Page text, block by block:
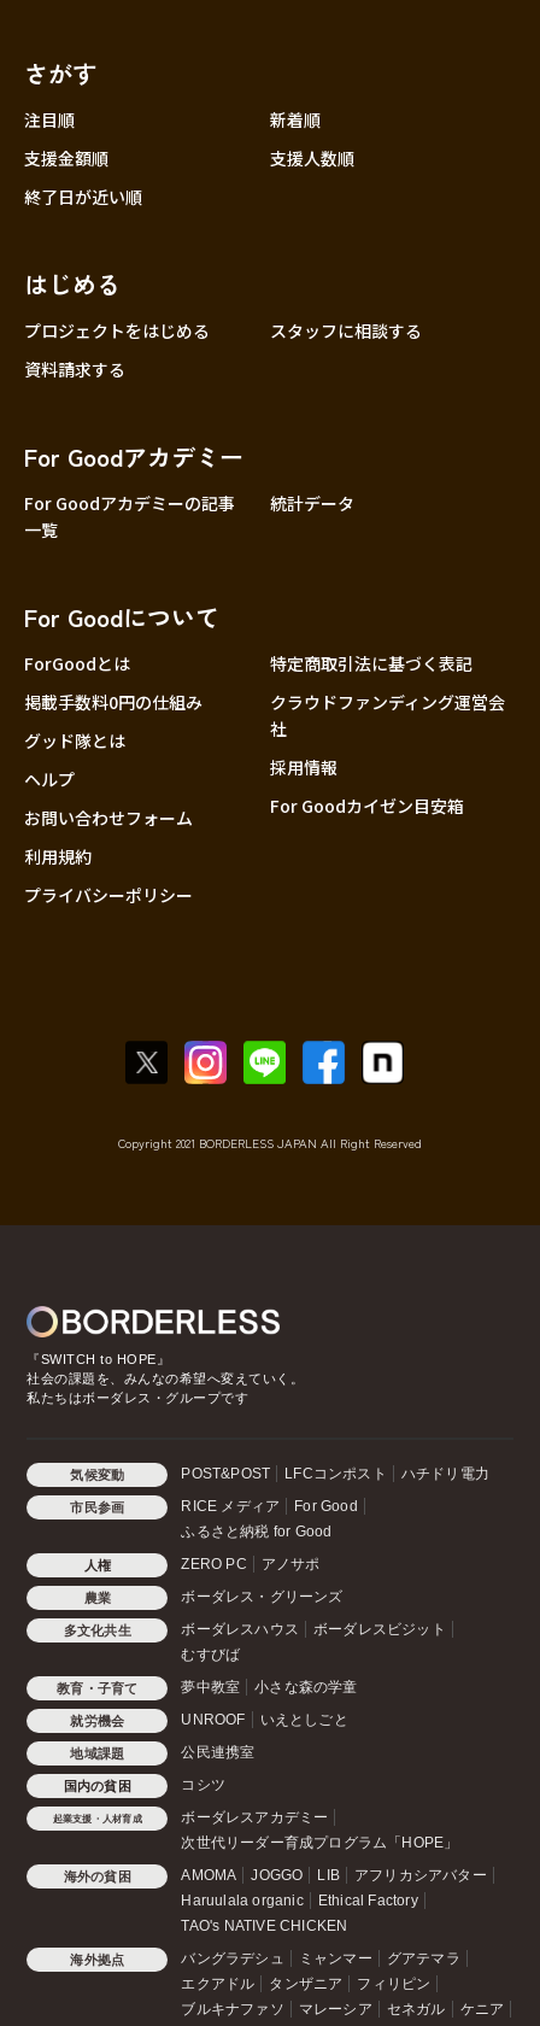
中国
大分
さがす
注目順
新着順
支援金額順
支援人数順
終了日が近い順
はじめる
プロジェクトをはじめる
スタッフに相談する
資料請求する
For Goodアカデミー
For Goodアカデミーの記事
一覧
統計データ
For Goodについて
ForGoodとは
掲載手数料0円の仕組み
グッド隊とは
ヘルプ
お問い合わせフォーム
利用規約
プライバシーポリシー
特定商取引法に基づく表記
クラウドファンディング運営会
社
採用情報
For Goodカイゼン目安箱
Copyright 2021 BORDERLESS JAPAN All Right Reserved
『SWITCH to HOPE』
社会の課題を、みんなの希望へ変えていく。
私たちはボーダレス・グループです
気候変動 POST&POST LFCコンポスト ハチドリ電力
市民参画 RICE メディア
For Good
ふるさと納税 for Good
人権 ZERO PC アノサポ
農業 ボーダレス・グリーンズ
多文化共生 ボーダレスハウス
ボーダレスビジット
むすびば
教育・子育て 夢中教室 小さな森の学童
就労機会 UNROOF いえとしごと
地域課題 公民連携室
国内の貧困 コシツ
起業支援・人材育成
ボーダレスアカデミー
次世代リーダー育成プログラム「HOPE」
海外の貧困 AMOMA JOGGO LIB
アフリカシアバター
Haruulala organic
Ethical Factory
TAO's NATIVE CHICKEN
海外拠点 バングラデシュ ミャンマー
グアテマラ
エクアドル
タンザニア
フィリピン
ブルキナファソ
マレーシア セネガル ケニア